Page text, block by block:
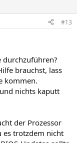
#13
durchzuführen?
brauchst, lass
kommen.
nichts kaputt
der Prozessor
es trotzdem nicht